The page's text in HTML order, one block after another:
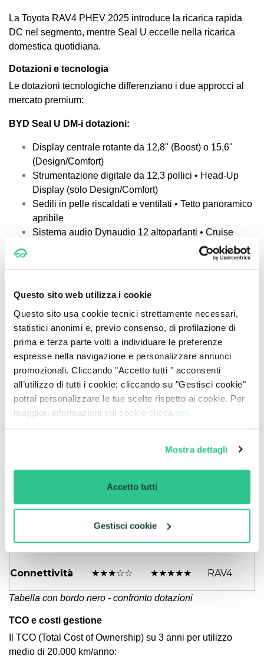
Questo sito web utilizza i cookie
Questo sito usa cookie tecnici strettamente necessari,
statistici anonimi e, previo consenso, di profilazione di
prima e terza parte volti a individuare le preferenze
espresse nella navigazione e personalizzare annunci
promozionali. Cliccando "Accetto tutti " acconsenti
all’utilizzo di tutti i cookie; cliccando su "Gestisci cookie"
potrai personalizzare le tue scelte rispetto ai cookie. Per
maggiori informazioni sui cookie clicca qui.
Mostra dettagli
Accetto tutti
Gestisci cookie
La Toyota RAV4 PHEV 2025 introduce la ricarica rapida
DC nel segmento, mentre Seal U eccelle nella ricarica
domestica quotidiana.
Dotazioni e tecnologia
Le dotazioni tecnologiche differenziano i due approcci al
mercato premium:
BYD Seal U DM-i dotazioni:
Display centrale rotante da 12,8" (Boost) o 15,6"
(Design/Comfort)
Strumentazione digitale da 12,3 pollici • Head-Up
Display (solo Design/Comfort)
Sedili in pelle riscaldati e ventilati • Tetto panoramico
apribile
Sistema audio Dynaudio 12 altoparlanti • Cruise
Strumentazione digitale configurabile
Head-Up Display a colori
Sedili JBL premium ventilati
Toyota Safety Sense 3.0
RAV4 PHEVVincitore
★★★★☆ ★★★★★
Sicurezza
Connettività ★★★☆☆ ★★★★★ RAV4
Tabella con bordo nero - confronto dotazioni
TCO e costi gestione
Il TCO (Total Cost of Ownership) su 3 anni per utilizzo
medio di 20.000 km/anno: